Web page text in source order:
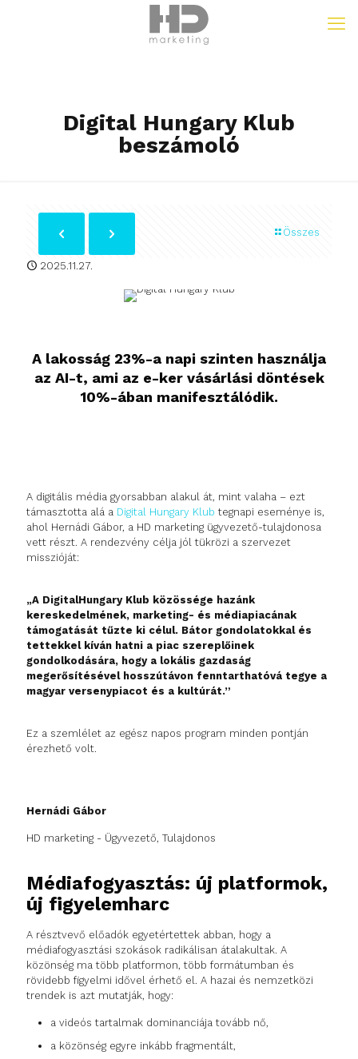
Digital Hungary Klub
beszámoló
Összes
2025.11.27.
A lakosság 23%-a napi szinten használja
az AI-t, ami az e-ker vásárlási döntések
10%-ában manifesztálódik.
A digitális média gyorsabban alakul át, mint valaha – ezt
támasztotta alá a Digital Hungary Klub tegnapi eseménye is,
ahol Hernádi Gábor, a HD marketing ügyvezető-tulajdonosa
vett részt. A rendezvény célja jól tükrözi a szervezet
misszióját:
„A DigitalHungary Klub közössége hazánk
kereskedelmének, marketing- és médiapiacának
támogatását tűzte ki célul. Bátor gondolatokkal és
tettekkel kíván hatni a piac szereplőinek
gondolkodására, hogy a lokális gazdaság
megerősítésével hosszútávon fenntarthatóvá tegye a
magyar versenypiacot és a kultúrát.”
Ez a szemlélet az egész napos program minden pontján
érezhető volt.
Hernádi Gábor
HD marketing - Ügyvezető, Tulajdonos
Médiafogyasztás: új platformok,
új figyelemharc
A résztvevő előadók egyetértettek abban, hogy a
médiafogyasztási szokások radikálisan átalakultak. A
közönség ma több platformon, több formátumban és
rövidebb figyelmi idővel érhető el. A hazai és nemzetközi
trendek is azt mutatják, hogy:
a videós tartalmak dominanciája tovább nő,
a közönség egyre inkább fragmentált,